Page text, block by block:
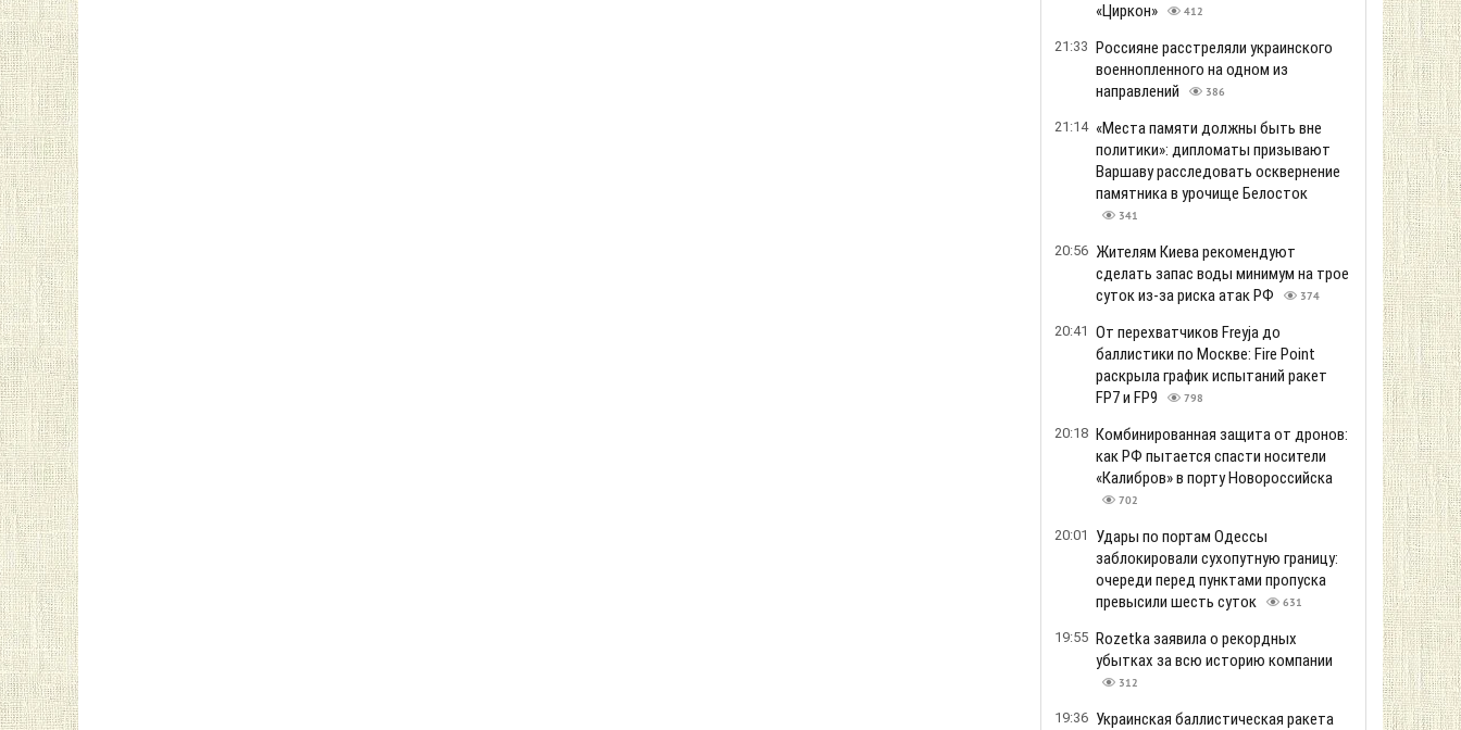
«Циркон»
412
21:33 Россияне расстреляли украинского
военнопленного на одном из
направлений
386
21:14 «Места памяти должны быть вне
политики»: дипломаты призывают
Варшаву расследовать осквернение
памятника в урочище Белосток
341
20:56 Жителям Киева рекомендуют
сделать запас воды минимум на трое
суток из-за риска атак РФ
374
20:41 От перехватчиков Freyja до
баллистики по Москве: Fire Point
раскрыла график испытаний ракет
FP7 и FP9
798
20:18 Комбинированная защита от дронов:
как РФ пытается спасти носители
«Калибров» в порту Новороссийска
702
20:01
Удары по портам Одессы
заблокировали сухопутную границу:
очереди перед пунктами пропуска
превысили шесть суток
631
19:55 Rozetka заявила о рекордных
убытках за всю историю компании
312
19:36 Украинская баллистическая ракета